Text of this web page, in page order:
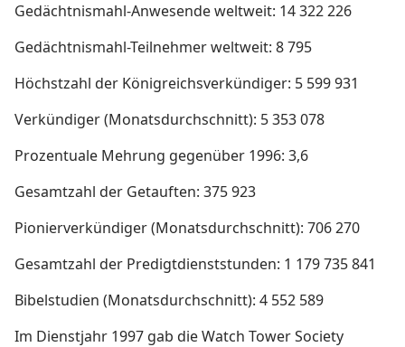
Gedächtnismahl-Anwesende weltweit: 14 322 226
Gedächtnismahl-Teilnehmer weltweit: 8 795
Höchstzahl der Königreichsverkündiger: 5 599 931
Verkündiger (Monatsdurchschnitt): 5 353 078
Prozentuale Mehrung gegenüber 1996: 3,6
Gesamtzahl der Getauften: 375 923
Pionierverkündiger (Monatsdurchschnitt): 706 270
Gesamtzahl der Predigtdienststunden: 1 179 735 841
Bibelstudien (Monatsdurchschnitt): 4 552 589
Im Dienstjahr 1997 gab die Watch Tower Society